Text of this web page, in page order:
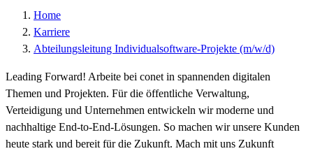
Home
Karriere
Abteilungsleitung Individualsoftware-Projekte (m/w/d)
Leading Forward! Arbeite bei conet in spannenden digitalen
Themen und Projekten. Für die öffentliche Verwaltung,
Verteidigung und Unternehmen entwickeln wir moderne und
nachhaltige End-to-End-Lösungen. So machen wir unsere Kunden
heute stark und bereit für die Zukunft. Mach mit uns Zukunft